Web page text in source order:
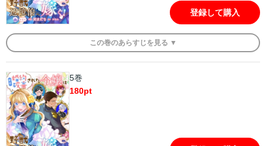
登録して購入
この巻のあらすじを 見る ▼
5巻
180pt